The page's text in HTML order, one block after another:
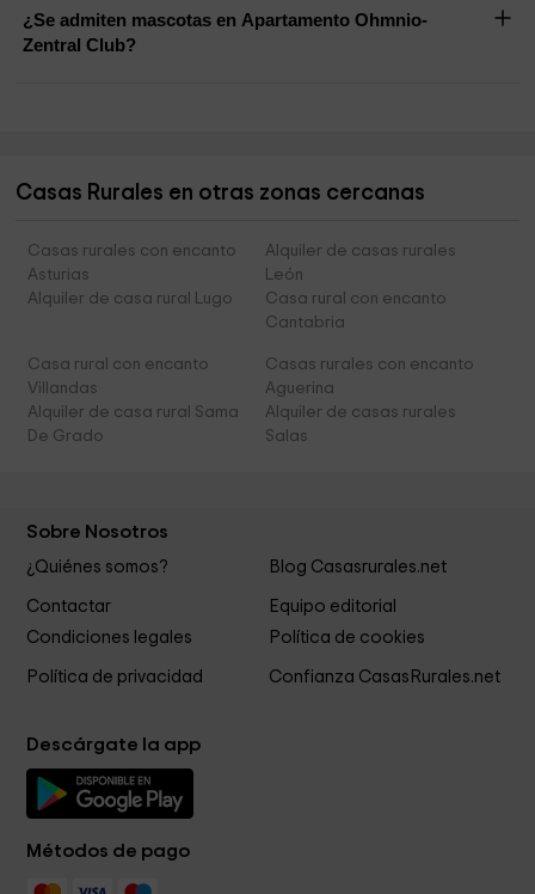
¿Se admiten mascotas en Apartamento Ohmnio-
Zentral Club?
Casas Rurales en otras zonas cercanas
Casas rurales con encanto
Asturias
Alquiler de casas rurales
León
Alquiler de casa rural Lugo
Casa rural con encanto
Cantabria
Casa rural con encanto
Villandas
Casas rurales con encanto
Aguerina
Alquiler de casa rural Sama
De Grado
Alquiler de casas rurales
Salas
Sobre Nosotros
¿Quiénes somos? Blog Casasrurales.net
Contactar
Equipo editorial
Condiciones legales
Política de cookies
Política de privacidad Confianza CasasRurales.net
Descárgate la app
Métodos de pago